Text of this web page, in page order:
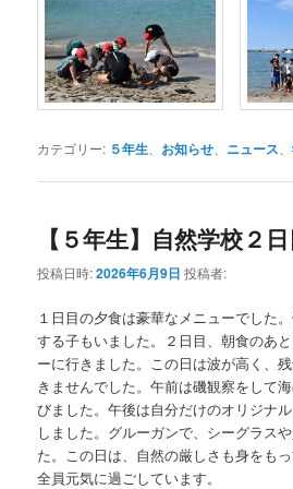
カテゴリー: ５年生 お知らせ ニュース 、
【５年生】自然学校２日
投稿日時:2026年6月9日 投稿者:
１日目の夕食は豪華なメニューでした
する子もいました。２日目、朝食のあ
ーに行きました。この日は波が高く、
きませんでした。午前は磯観察をして
びました。午後は自分だけのオリジナ
しました。グルーガンで、シーグラス
た。この日は、自然の厳しさも身をも
全員元気に過ごしています。